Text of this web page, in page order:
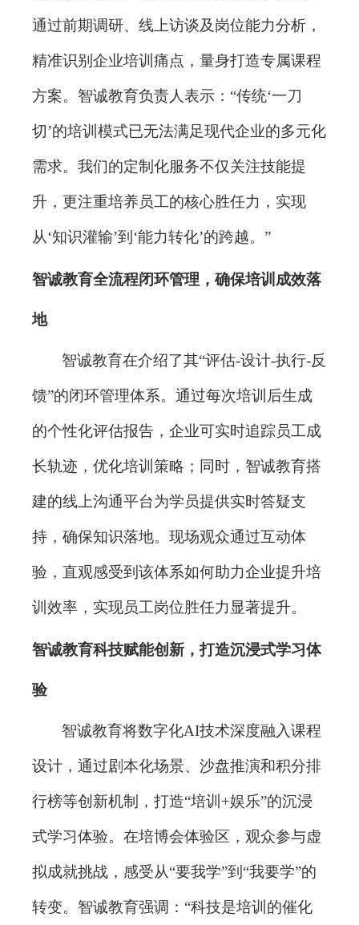
通过前期调研、线上访谈及岗位能力分析，
精准识别企业培训痛点，量身打造专属课程
方案。智诚教育负责人表示：“传统‘一刀
切’的培训模式已无法满足现代企业的多元化
需求。我们的定制化服务不仅关注技能提
升，更注重培养员工的核心胜任力，实现
从‘知识灌输’到‘能力转化’的跨越。”
智诚教育全流程闭环管理，确保培训成效落
地
智诚教育在介绍了其“评估-设计-执行-反
馈”的闭环管理体系。通过每次培训后生成
的个性化评估报告，企业可实时追踪员工成
长轨迹，优化培训策略；同时，智诚教育搭
建的线上沟通平台为学员提供实时答疑支
持，确保知识落地。现场观众通过互动体
验，直观感受到该体系如何助力企业提升培
训效率，实现员工岗位胜任力显著提升。
智诚教育科技赋能创新，打造沉浸式学习体
验
智诚教育将数字化AI技术深度融入课程
设计，通过剧本化场景、沙盘推演和积分排
行榜等创新机制，打造“培训+娱乐”的沉浸
式学习体验。在培博会体验区，观众参与虚
拟成就挑战，感受从“要我学”到“我要学”的
转变。智诚教育强调：“科技是培训的催化